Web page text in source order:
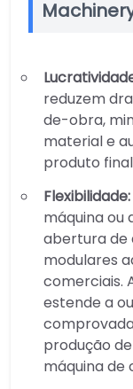
reduzem
de-obra,
material e
produto
Flexibilidade:
máquina ou
abertura de
modulares
comerciais.
estende a
produção
máquina de